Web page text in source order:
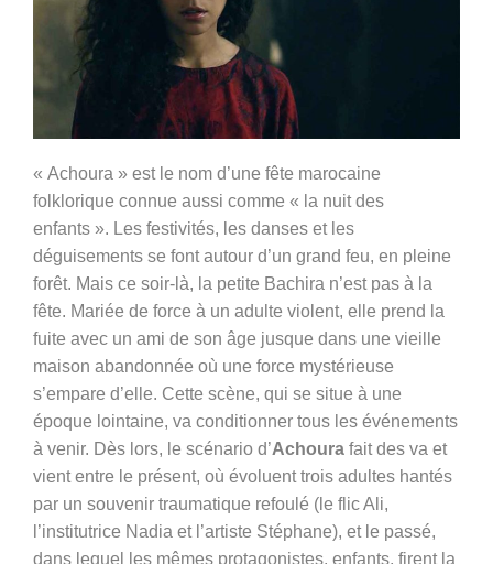
« Achoura » est le nom d’une fête marocaine
folklorique connue aussi comme « la nuit des
enfants ». Les festivités, les danses et les
déguisements se font autour d’un grand feu, en pleine
forêt. Mais ce soir-là, la petite Bachira n’est pas à la
fête. Mariée de force à un adulte violent, elle prend la
fuite avec un ami de son âge jusque dans une vieille
maison abandonnée où une force mystérieuse
s’empare d’elle. Cette scène, qui se situe à une
époque lointaine, va conditionner tous les événements
à venir. Dès lors, le scénario d’Achoura fait des va et
vient entre le présent, où évoluent trois adultes hantés
par un souvenir traumatique refoulé (le flic Ali,
l’institutrice Nadia et l’artiste Stéphane), et le passé,
dans lequel les mêmes protagonistes, enfants, firent la